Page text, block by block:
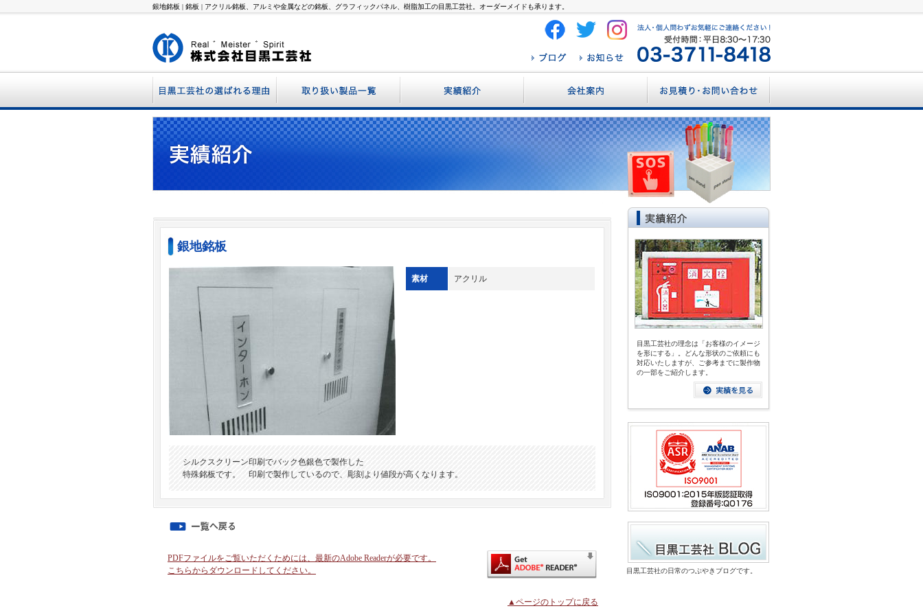
銀地銘板 | 銘板 | アクリル銘板、アルミや金属などの銘板、グラフィックパネル、樹脂加工の目黒工芸社。オーダーメイドも承ります。
銘板・ネームプレート
樹脂加工製品
銀地銘板
素材 アクリル
シルクスクリーン印刷でバック色銀色で製作した
特殊銘板です。 印刷で製作しているので、彫刻より値段が高くなります。
PDFファイルをご覧いただくためには、最新のAdobe Readerが必要です。
こちらからダウンロードしてください。
▲ページのトップに戻る
目黒工芸社の理念は「お客様のイメージ
を形にする」。どんな形状のご依頼にも
対応いたしますが、ご参考までに製作物
の一部をご紹介します。
目黒工芸社の日常のつぶやきブログです。